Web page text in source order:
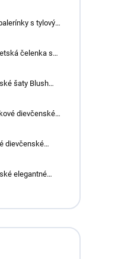
Royal Baby
s tylovým
čelenka s
ANASTAZIA
šaty Blush
dievčenské
dievčenské
šaty Offelia
elegantné